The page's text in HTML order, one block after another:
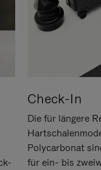
Check-In
Die für längere
Polycarbonat
für ein- bis